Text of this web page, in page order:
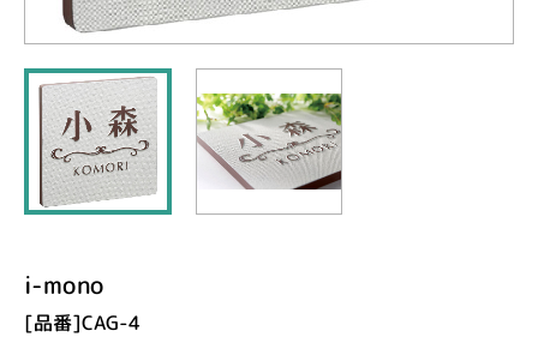
i-mono
[品番]CAG-4